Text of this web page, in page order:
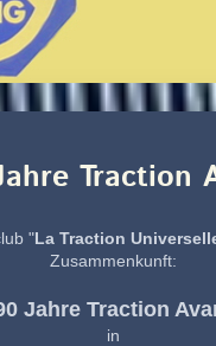
Traction
"La Traction
Zusammenkunft:
Jahre Traction
in